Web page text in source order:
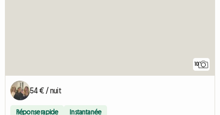
10
54 € / nuit
Réponse rapide Instantanée